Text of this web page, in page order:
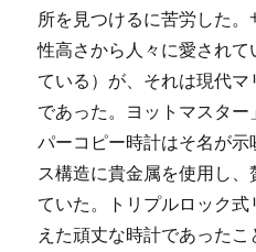
所を見つけるに苦労した
性高さから人々に愛され
ている）が、それは現代
であった。ヨットマスタ
パーコピー時計はそ名が
ス構造に貴金属を使用し
ていた。トリプルロック式
えた頑丈な時計であった